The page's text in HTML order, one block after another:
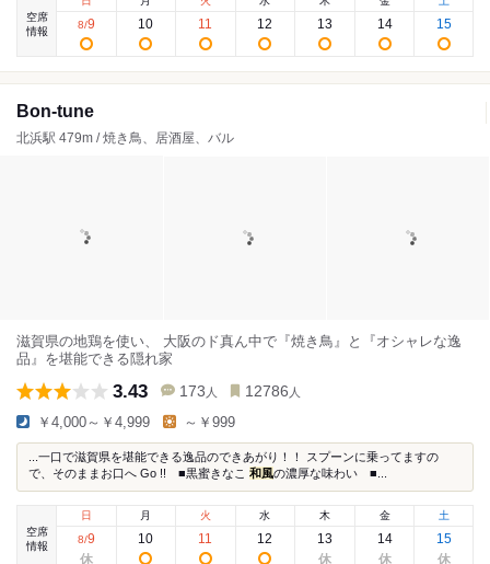
空席
情報
8/9 10 11 12 13 14 15
Bon-tune
北浜駅 479m / 焼き鳥、居酒屋、バル
滋賀県の地鶏を使い、 大阪のド真ん中で『焼き鳥』と『オシャレな逸
品』を堪能できる隠れ家
3.43 173 人 12786 人
￥4,000～￥4,999 ～￥999
...一口で滋賀県を堪能できる逸品のできあがり！！ スプーンに乗ってますの
で、そのままお口へ Go !! ■黒蜜きなこ 和風の濃厚な味わい ■...
空席
情報
日
8/9
月
10
火
11
水
12
木
13
金
14
土
15